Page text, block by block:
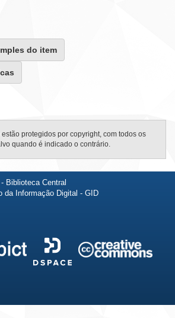
do item
protegidos por copyright, com todos os
quando é indicado o contrário.
Biblioteca Central
da Informação Digital - GID